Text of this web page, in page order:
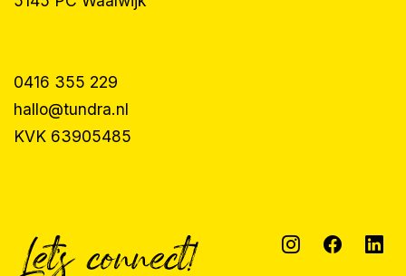
0416 355 229
hallo@tundra.nl
KVK 63905485